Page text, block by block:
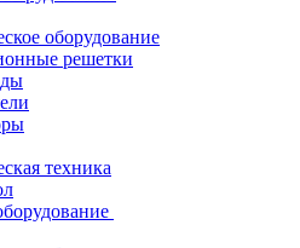
оборудование
решетки
техника